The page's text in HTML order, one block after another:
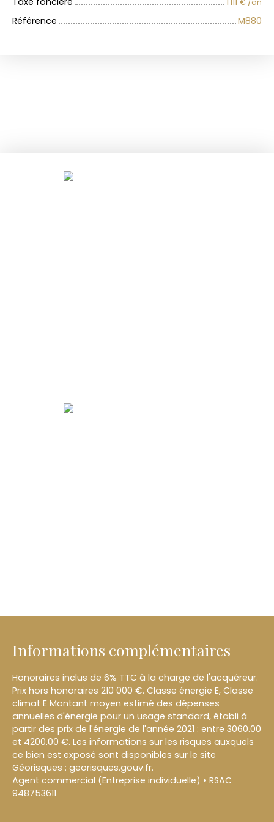
Référence M880
Informations complémentaires
Honoraires inclus de 6% TTC à la charge de l'acquéreur.
Prix hors honoraires 210 000 €. Classe énergie E, Classe
climat E Montant moyen estimé des dépenses
annuelles d'énergie pour un usage standard, établi à
partir des prix de l'énergie de l'année 2021 : entre 3060.00
et 4200.00 €. Les informations sur les risques auxquels
ce bien est exposé sont disponibles sur le site
Géorisques : georisques.gouv.fr.
Agent commercial (Entreprise individuelle) • RSAC
948753611